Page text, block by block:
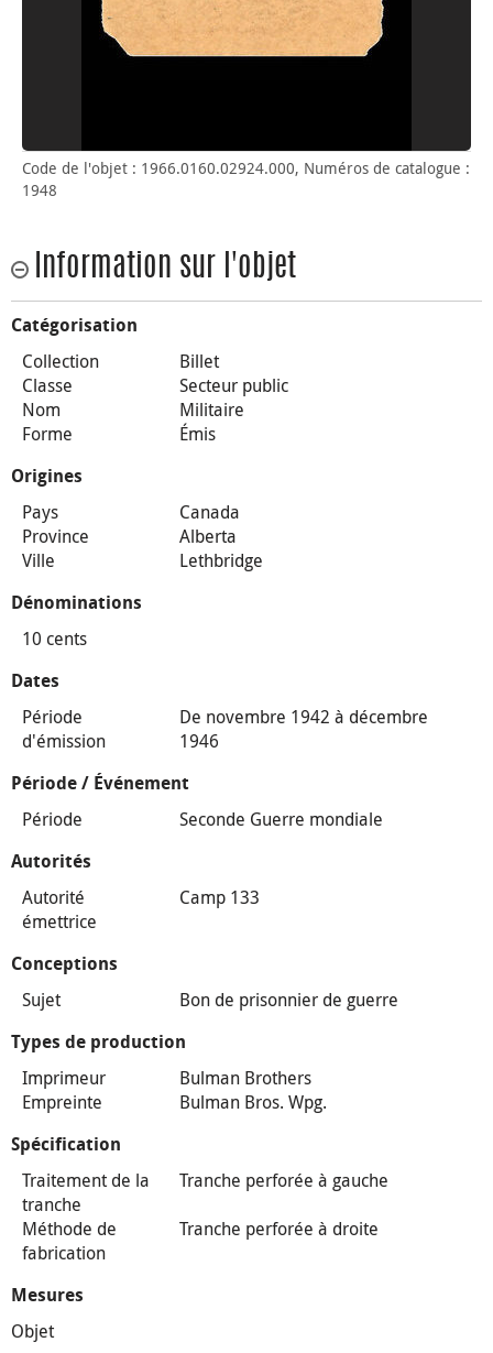
Code de l'objet : 1966.0160.02924.000, Numéros de catalogue :
1948
Information sur l'objet
Catégorisation
Collection
Billet
Classe
Secteur public
Nom
Militaire
Forme
Émis
Origines
Pays
Canada
Province
Alberta
Ville
Lethbridge
Dénominations
10 cents
Dates
Période
d'émission
De novembre 1942 à décembre
1946
Période / Événement
Période Seconde Guerre mondiale
Autorités
Autorité
émettrice
Camp 133
Conceptions
Sujet Bon de prisonnier de guerre
Types de production
Imprimeur
Bulman Brothers
Empreinte
Bulman Bros. Wpg.
Spécification
Traitement de la
tranche
Tranche perforée à gauche
Méthode de
fabrication
Tranche perforée à droite
Mesures
Objet